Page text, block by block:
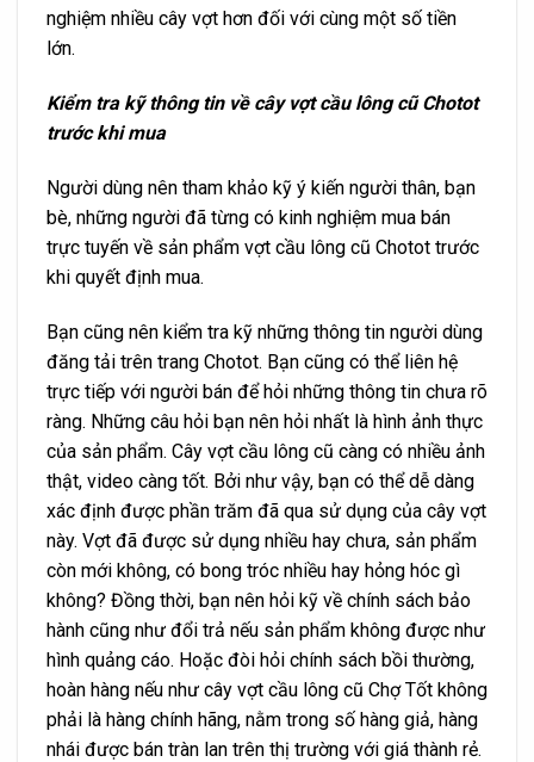
nghiệm nhiều cây vợt hơn đối với cùng một số tiền
lớn.
Kiểm tra kỹ thông tin về cây vợt cầu lông cũ Chotot
trước khi mua
Người dùng nên tham khảo kỹ ý kiến người thân, bạn
bè, những người đã từng có kinh nghiệm mua bán
trực tuyến về sản phẩm vợt cầu lông cũ Chotot trước
khi quyết định mua.
Bạn cũng nên kiểm tra kỹ những thông tin người dùng
đăng tải trên trang Chotot. Bạn cũng có thể liên hệ
trực tiếp với người bán để hỏi những thông tin chưa rõ
ràng. Những câu hỏi bạn nên hỏi nhất là hình ảnh thực
của sản phẩm. Cây vợt cầu lông cũ càng có nhiều ảnh
thật, video càng tốt. Bởi như vậy, bạn có thể dễ dàng
xác định được phần trăm đã qua sử dụng của cây vợt
này. Vợt đã được sử dụng nhiều hay chưa, sản phẩm
còn mới không, có bong tróc nhiều hay hỏng hóc gì
không? Đồng thời, bạn nên hỏi kỹ về chính sách bảo
hành cũng như đổi trả nếu sản phẩm không được như
hình quảng cáo. Hoặc đòi hỏi chính sách bồi thường,
hoàn hàng nếu như cây vợt cầu lông cũ Chợ Tốt không
phải là hàng chính hãng, nằm trong số hàng giả, hàng
nhái được bán tràn lan trên thị trường với giá thành rẻ.